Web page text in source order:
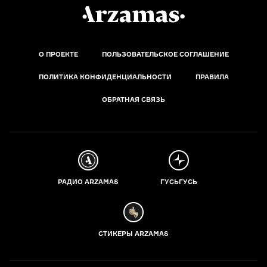
О ПРОЕКТЕ ПОЛЬЗОВАТЕЛЬСКОЕ СОГЛАШЕНИЕ
ПОЛИТИКА КОНФИДЕНЦИАЛЬНОСТИ ПРАВИЛА
ОБРАТНАЯ СВЯЗЬ
РАДИО ARZAMAS ГУСЬГУСЬ
СТИКЕРЫ ARZAMAS